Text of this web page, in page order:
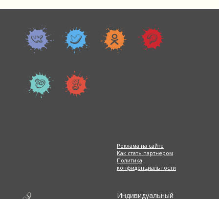
Реклама на сайте
Как стать партнером
Политика
конфиденциальности
Индивидуальный